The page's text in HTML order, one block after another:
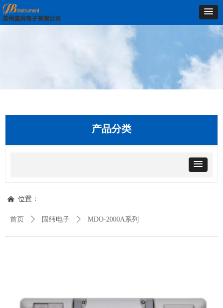
首页 ꄲ 固纬电子 ꄲ MDO-2000A系列
낀 位置：
产品分类